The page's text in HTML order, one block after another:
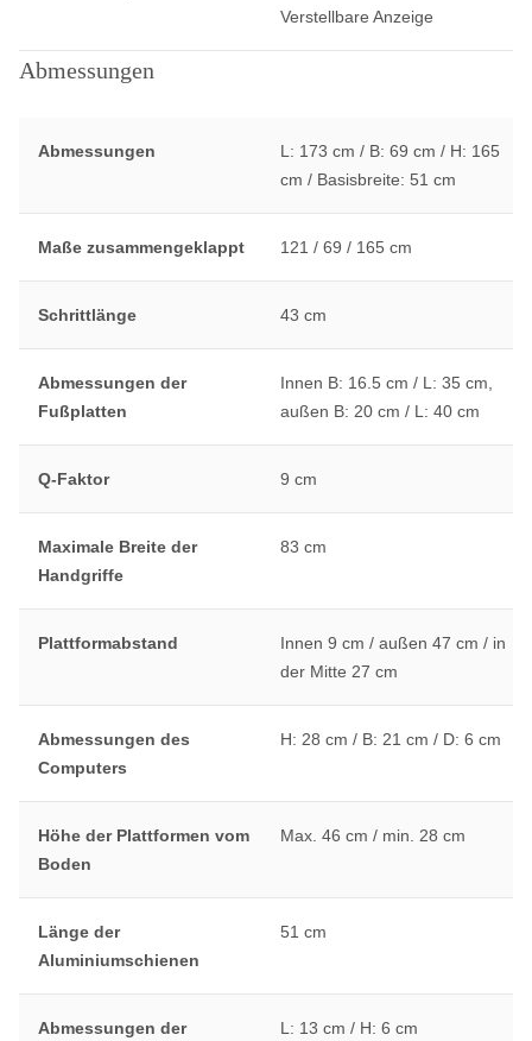
Verstellbare Anzeige
Abmessungen
Abmessungen
L: 173 cm / B: 69 cm / H: 165
cm / Basisbreite: 51 cm
Maße zusammengeklappt 121 / 69 / 165 cm
Schrittlänge 43 cm
Abmessungen der
Fußplatten
Innen B: 16.5 cm / L: 35 cm,
außen B: 20 cm / L: 40 cm
Q-Faktor 9 cm
Maximale Breite der
Handgriffe
83 cm
Plattformabstand
Innen 9 cm / außen 47 cm / in
der Mitte 27 cm
Abmessungen des
Computers
H: 28 cm / B: 21 cm / D: 6 cm
Höhe der Plattformen vom
Boden
Max. 46 cm / min. 28 cm
Länge der
Aluminiumschienen
51 cm
Abmessungen der L: 13 cm / H: 6 cm